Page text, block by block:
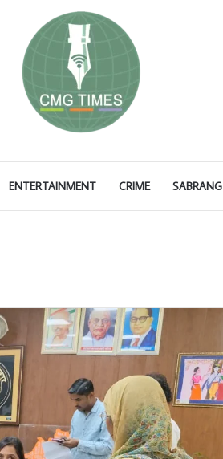
ENTERTAINMENT CRIME SABRANG